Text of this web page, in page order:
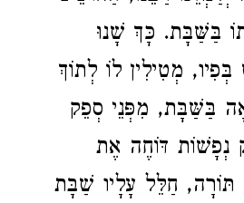
בַּשַּׁבָּת. כָּךְ שָׁנוּ
מְטִילִין לוֹ לְתוֹךְ
בַּשַּׁבָּת, מִפְּנֵי סְפֵק
נְפָשׁוֹת דּוֹחֶה אֶת
חַלֵּל עָלָיו שַׁבָּת